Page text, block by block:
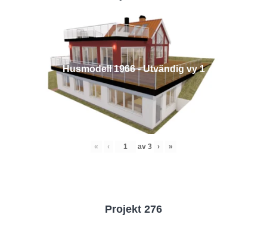
Husmodell 1966 - Utvändig vy 1
« ‹ av 3 › »
Projekt 276